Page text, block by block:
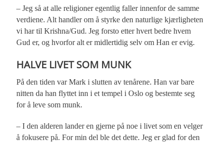
– Jeg så at alle religioner egentlig faller innenfor de samme
verdiene. Alt handler om å styrke den naturlige kjærligheten
vi har til Krishna/Gud. Jeg forsto etter hvert bedre hvem
Gud er, og hvorfor alt er midlertidig selv om Han er evig.
HALVE LIVET SOM MUNK
På den tiden var Mark i slutten av tenårene. Han var bare
nitten da han flyttet inn i et tempel i Oslo og bestemte seg
for å leve som munk.
– I den alderen lander en gjerne på noe i livet som en velger
å fokusere på. For min del ble det dette. Jeg er glad for den